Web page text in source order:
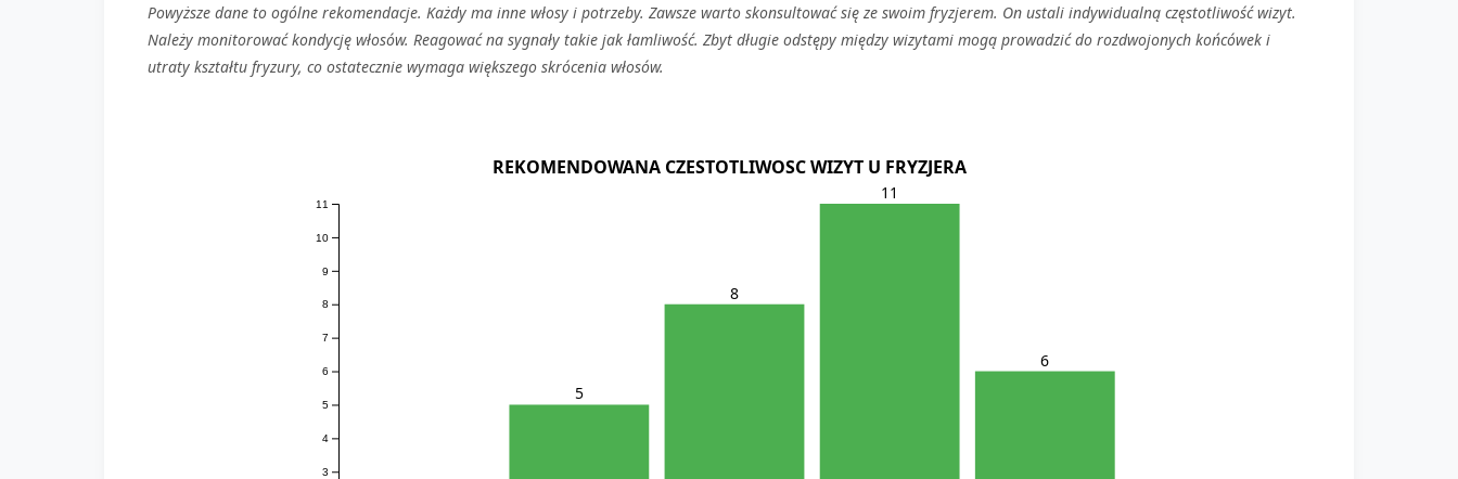
Powyższe dane to ogólne rekomendacje. Każdy ma inne włosy i potrzeby. Zawsze warto skonsultować się ze swoim fryzjerem. On ustali indywidualną częstotliwość wizyt.
Należy monitorować kondycję włosów. Reagować na sygnały takie jak łamliwość. Zbyt długie odstępy między wizytami mogą prowadzić do rozdwojonych końcówek i
utraty kształtu fryzury, co ostatecznie wymaga większego skrócenia włosów.
REKOMENDOWANA CZESTOTLIWOSC WIZYT U FRYZJERA
3
4
5
6
7
8
9
10
11
5
8
11
6